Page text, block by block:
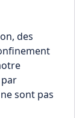
des
sont pas